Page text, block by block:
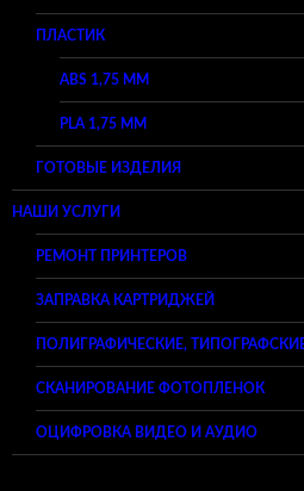
ПЛАСТИК
ABS 1,75 ММ
PLA 1,75 ММ
ГОТОВЫЕ ИЗДЕЛИЯ
НАШИ УСЛУГИ
РЕМОНТ ПРИНТЕРОВ
ЗАПРАВКА КАРТРИДЖЕЙ
ПОЛИГРАФИЧЕСКИЕ,
СКАНИРОВАНИЕ ФОТОПЛЕНОК
ОЦИФРОВКА ВИДЕО И АУДИО